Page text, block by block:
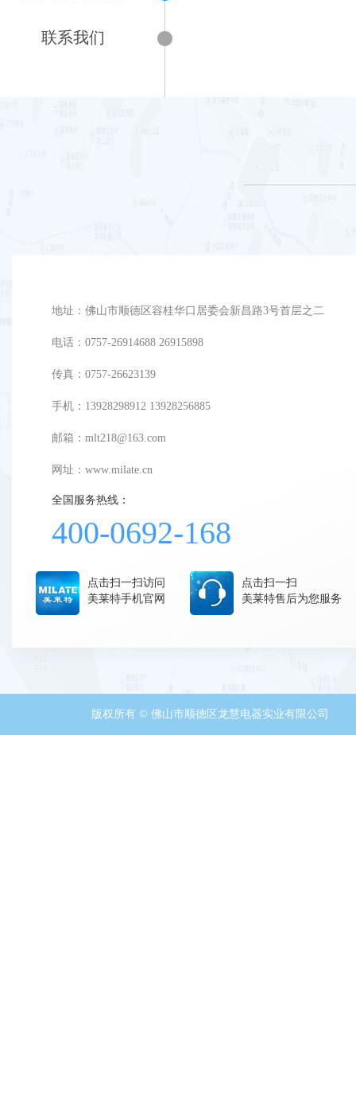
联系我们
地址：佛山市顺德区容桂华口居委会新昌路3号首层之二
电话：0757-26914688 26915898
传真：0757-26623139
手机：13928298912 13928256885
邮箱：mlt218@163.com
网址： www.milate.cn
全国服务热线：
400-0692-168
点击扫一扫访问
美莱特手机官网
点击扫一扫
美莱特售后为您服务
版权所有 © 佛山市顺德区龙慧电器实业有限公司